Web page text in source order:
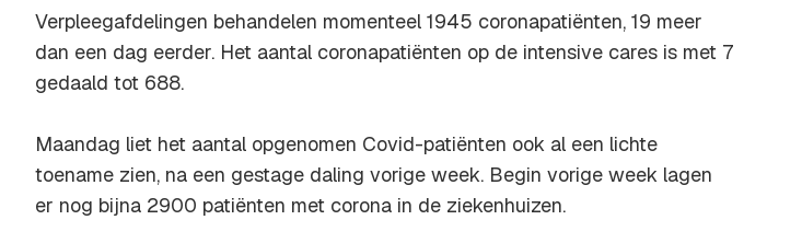
Verpleegafdelingen behandelen momenteel 1945 coronapatiënten, 19 meer
dan een dag eerder. Het aantal coronapatiënten op de intensive cares is met 7
gedaald tot 688.
Maandag liet het aantal opgenomen Covid-patiënten ook al een lichte
toename zien, na een gestage daling vorige week. Begin vorige week lagen
er nog bijna 2900 patiënten met corona in de ziekenhuizen.